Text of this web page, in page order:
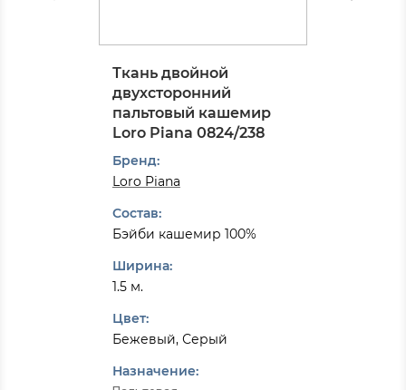
Ткань двойной
двухсторонний
пальтовый кашемир
Loro Piana 0824/238
Бренд:
Loro Piana
Состав:
Бэйби кашемир 100%
Ширина:
1.5 м.
Цвет:
Бежевый, Серый
Назначение: